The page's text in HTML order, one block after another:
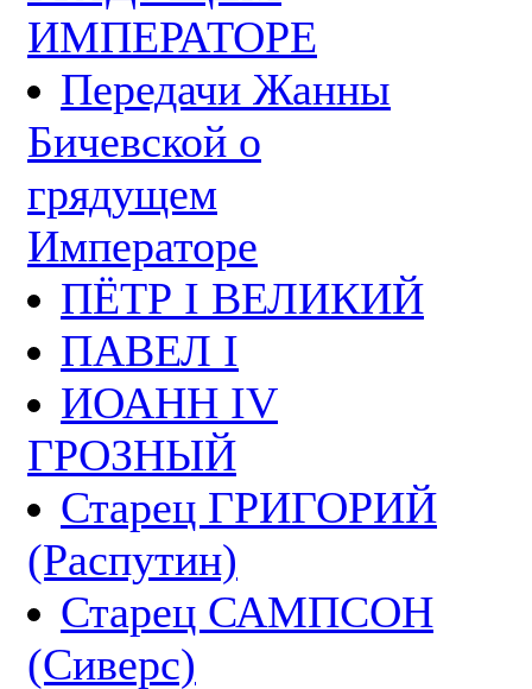
ИМПЕРАТОРЕ
Передачи Жанны
Бичевской о
грядущем
Императоре
ПЁТР I ВЕЛИКИЙ
ПАВЕЛ I
ИОАНН IV
ГРОЗНЫЙ
Старец ГРИГОРИЙ
(Распутин)
Старец САМПСОН
(Сиверс)